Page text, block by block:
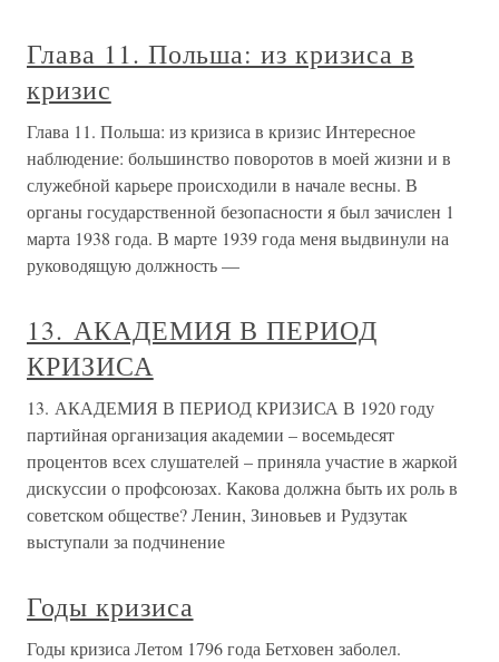
Глава 11. Польша: из кризиса в
кризис
Глава 11. Польша: из кризиса в кризис Интересное
наблюдение: большинство поворотов в моей жизни и в
служебной карьере происходили в начале весны. В
органы государственной безопасности я был зачислен 1
марта 1938 года. В марте 1939 года меня выдвинули на
руководящую должность —
13. АКАДЕМИЯ В ПЕРИОД
КРИЗИСА
13. АКАДЕМИЯ В ПЕРИОД КРИЗИСА В 1920 году
партийная организация академии – восемьдесят
процентов всех слушателей – приняла участие в жаркой
дискуссии о профсоюзах. Какова должна быть их роль в
советском обществе? Ленин, Зиновьев и Рудзутак
выступали за подчинение
Годы кризиса
Годы кризиса Летом 1796 года Бетховен заболел.